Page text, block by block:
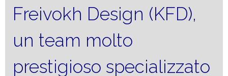
Freivokh Design (KFD),
un team molto
prestigioso specializzato